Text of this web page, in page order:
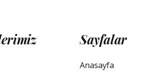
Sayfalar
Anasayfa